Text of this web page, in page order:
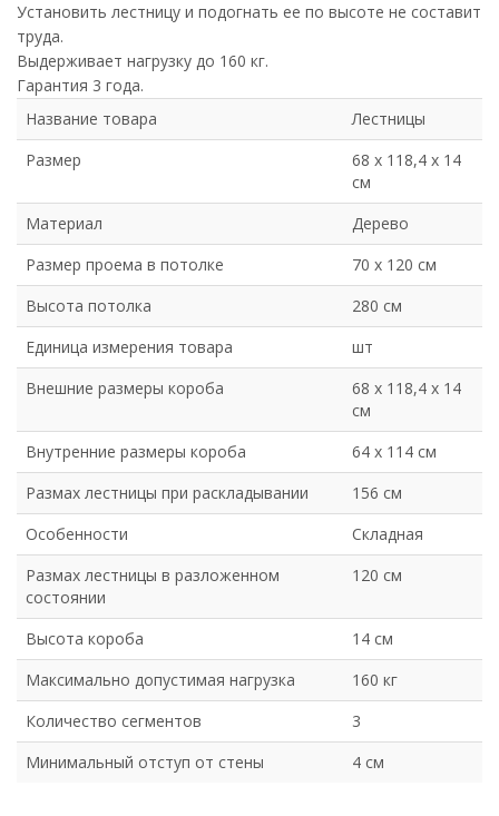
Установить лестницу и подогнать ее по высоте не составит
труда.
Выдерживает нагрузку до 160 кг.
Гарантия 3 года.
Название товара
Лестницы
Размер
68 х 118,4 х 14
см
Материал
Дерево
Размер проема в потолке
70 х 120 см
Высота потолка
280 см
Единица измерения товара
шт
Внешние размеры короба
68 х 118,4 х 14
см
Внутренние размеры короба
64 х 114 см
Размах лестницы при раскладывании
156 см
Особенности
Складная
Размах лестницы в разложенном
состоянии
120 см
Высота короба
14 см
Максимально допустимая нагрузка
160 кг
Количество сегментов
3
Минимальный отступ от стены
4 см